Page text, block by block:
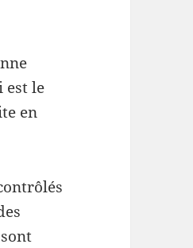
est le
en